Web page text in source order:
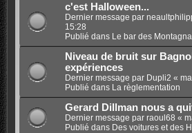
c'est Halloween...
Dernier message par
15:28
Publié dans Le bar des
Niveau de bruit sur
expériences
Dernier message par Dupli2 «
Publié dans La règlementation
Gerard Dillman nous a
Dernier message par raoul68 «
Publié dans Des voitures et des